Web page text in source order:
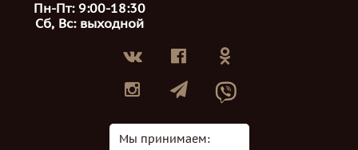
Пн-Пт: 9:00-18:30
Сб, Вс: выходной
Мы принимаем: